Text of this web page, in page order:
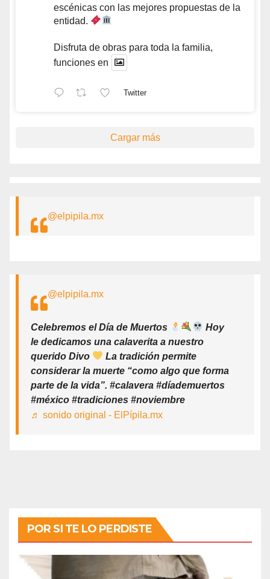
escénicas con las mejores propuestas de la
entidad.
Disfruta de obras para toda la familia,
funciones en
Twitter
Cargar más
@elpipila.mx
@elpipila.mx
Celebremos el Día de Muertos
Hoy
le dedicamos una calaverita a nuestro
querido Divo
La tradición permite
considerar la muerte “como algo que forma
parte de la vida”. #calavera #díademuertos
#méxico #tradiciones #noviembre
♬ sonido original - ElPípila.mx
POR SI TE LO PERDISTE